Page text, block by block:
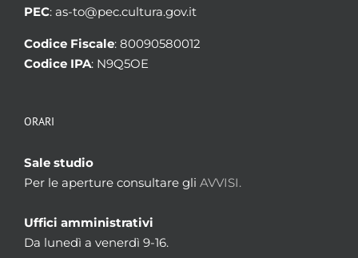
PEC: as-to@pec.cultura.gov.it
Codice Fiscale: 80090580012
Codice IPA: N9Q5OE
ORARI
Sale studio
Per le aperture consultare gli AVVISI.
Uffici amministrativi
Da lunedì a venerdì 9-16.